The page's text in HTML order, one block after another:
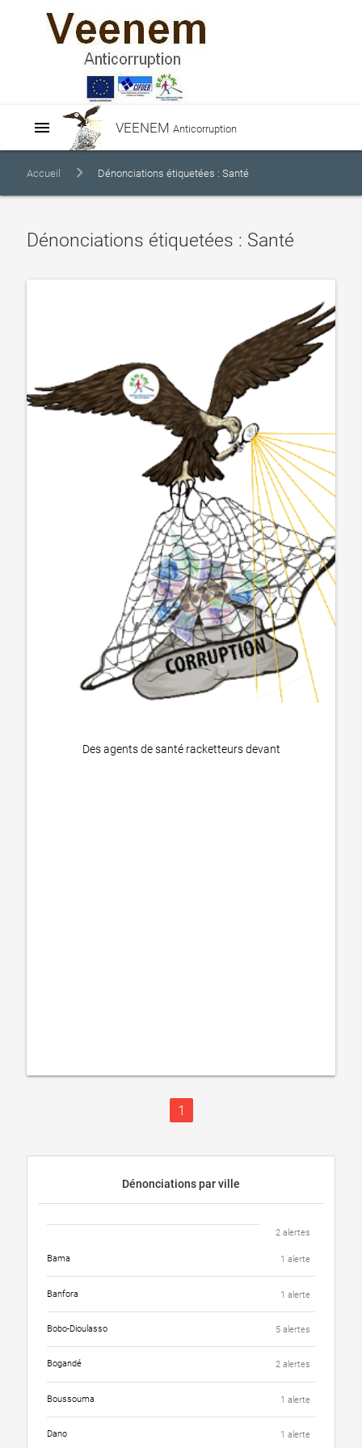
VEENEMAnticorruption
menu
Accueil Dénonciations étiquetées : Santé
Dénonciations étiquetées : Santé
Des agents de santé racketteurs devant
1
Dénonciations par ville
2 alertes
Bama 1 alerte
Banfora 1 alerte
Bobo-Dioulasso 5 alertes
Bogandé 2 alertes
Boussouma 1 alerte
Dano 1 alerte